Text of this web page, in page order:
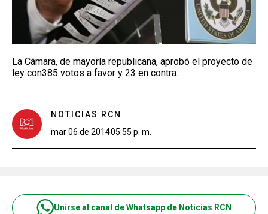
La Cámara, de mayoría republicana, aprobó el proyecto de
ley con385 votos a favor y 23 en contra.
NOTICIAS RCN
mar 06 de 201405:55 p. m.
Unirse al canal de Whatsapp de Noticias RCN